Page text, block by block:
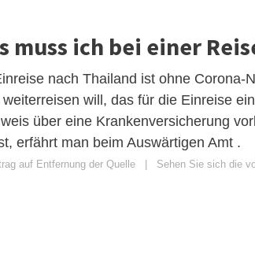
muss ich bei einer
nach Thailand ist ohne Corona-
weiterreisen will, das für die Einreise
über eine Krankenversicherung
erfährt man beim Auswärtigen Amt .
auf Entfernung der Quelle Sehen Sie sich die